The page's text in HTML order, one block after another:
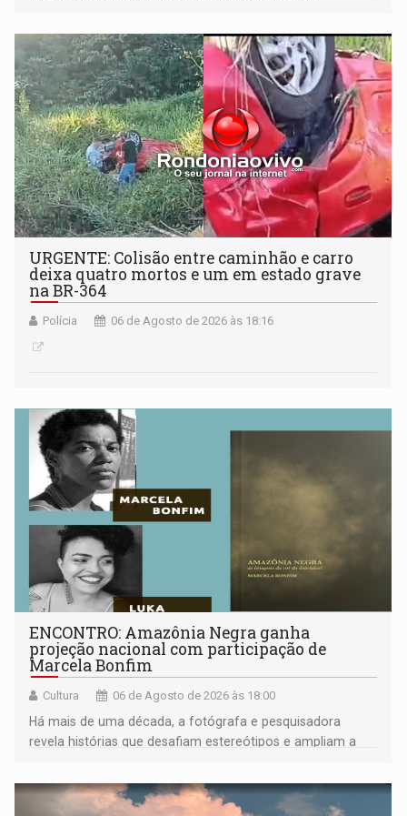
URGENTE: Colisão entre caminhão e carro
deixa quatro mortos e um em estado grave
na BR-364
Polícia 06 de Agosto de 2026 às 18:16
ENCONTRO: Amazônia Negra ganha
projeção nacional com participação de
Marcela Bonfim
Cultura 06 de Agosto de 2026 às 18:00
Há mais de uma década, a fotógrafa e pesquisadora
revela histórias que desafiam estereótipos e ampliam a
negras